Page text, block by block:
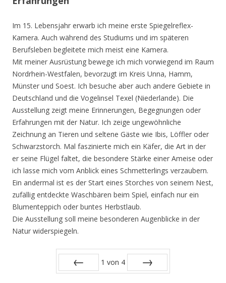
Im 15. Lebensjahr erwarb ich meine erste Spiegelreflex-
Kamera. Auch während des Studiums und im späteren
Berufsleben begleitete mich meist eine Kamera.
Mit meiner Ausrüstung bewege ich mich vorwiegend im Raum
Nordrhein-Westfalen, bevorzugt im Kreis Unna, Hamm,
Münster und Soest. Ich besuche aber auch andere Gebiete in
Deutschland und die Vogelinsel Texel (Niederlande). Die
Ausstellung zeigt meine Erinnerungen, Begegnungen oder
Erfahrungen mit der Natur. Ich zeige ungewöhnliche
Zeichnung an Tieren und seltene Gäste wie Ibis, Löffler oder
Schwarzstorch. Mal faszinierte mich ein Käfer, die Art in der
er seine Flügel faltet, die besondere Stärke einer Ameise oder
ich lasse mich vom Anblick eines Schmetterlings verzaubern.
Ein andermal ist es der Start eines Storches von seinem Nest,
zufällig entdeckte Waschbären beim Spiel, einfach nur ein
Blumenteppich oder buntes Herbstlaub.
Die Ausstellung soll meine besonderen Augenblicke in der
Natur widerspiegeln.
1 von 4